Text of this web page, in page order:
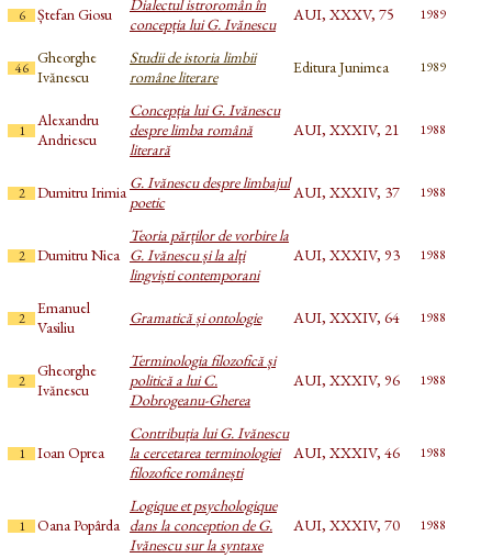
6 Ștefan Giosu
Dialectul istroromân în
concepția lui G. Ivănescu
AUI, XXXV, 75 1989
46
Gheorghe
Ivănescu
Studii de istoria limbii
române literare
Editura Junimea 1989
1
Alexandru
Andriescu
Concepția lui G. Ivănescu
despre limba română
literară
AUI, XXXIV, 21 1988
2 Dumitru Irimia G. Ivănescu despre limbajul
poetic
AUI, XXXIV, 37 1988
2 Dumitru Nica
Teoria părților de vorbire la
G. Ivănescu și la alți
lingviști contemporani
AUI, XXXIV, 93 1988
2
Emanuel
Vasiliu
Gramatică și ontologie AUI, XXXIV, 64 1988
2
Gheorghe
Ivănescu
Terminologia filozofică și
politică a lui C.
Dobrogeanu-Gherea
AUI, XXXIV, 96 1988
1 Ioan Oprea
Contribuția lui G. Ivănescu
la cercetarea terminologiei
filozofice românești
AUI, XXXIV, 46 1988
1 Oana Popârda
Logique et psychologique
dans la conception de G.
Ivănescu sur la syntaxe
AUI, XXXIV, 70 1988